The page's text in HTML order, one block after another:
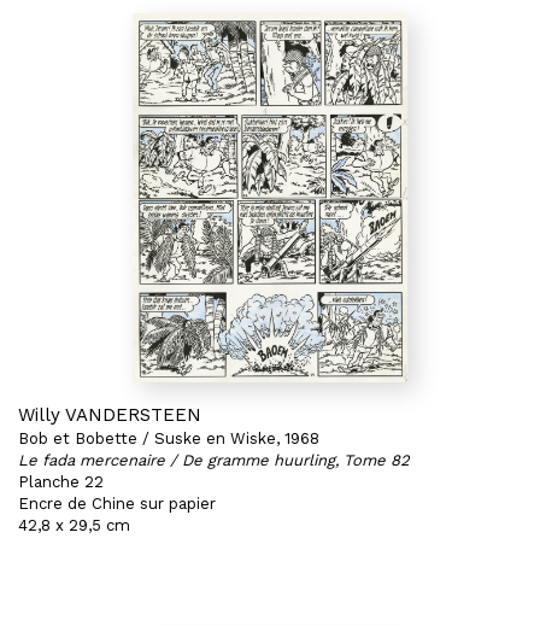
Willy VANDERSTEEN
Bob et Bobette / Suske en Wiske, 1968
Le fada mercenaire / De gramme huurling, Tome 82
Planche 22
Encre de Chine sur papier
42,8 x 29,5 cm